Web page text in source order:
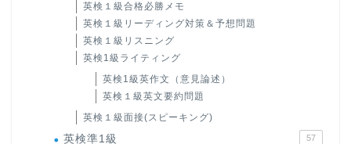
英検１級合格必勝メモ
英検１級リーディング対策＆予想問題
英検１級リスニング
英検1級ライティング
英検1級英作文（意見論述）
英検１級英文要約問題
英検１級面接(スピーキング)
英検準1級 57